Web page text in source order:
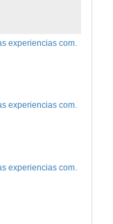
Acción exterior, dúas experiencias comparadas: País Vasco